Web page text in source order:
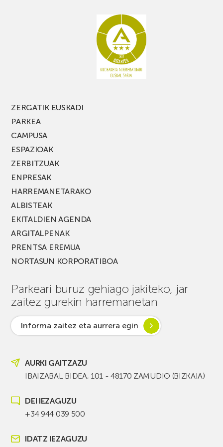
ZERGATIK EUSKADI
PARKEA
CAMPUSA
ESPAZIOAK
ZERBITZUAK
ENPRESAK
HARREMANETARAKO
ALBISTEAK
EKITALDIEN AGENDA
ARGITALPENAK
PRENTSA EREMUA
NORTASUN KORPORATIBOA
Parkeari buruz gehiago jakiteko, jar
zaitez gurekin harremanetan
Informa zaitez eta aurrera egin
AURKI GAITZAZU
IBAIZABAL BIDEA, 101 - 48170 ZAMUDIO (BIZKAIA)
DEI IEZAGUZU
+34 944 039 500
IDATZ IEZAGUZU